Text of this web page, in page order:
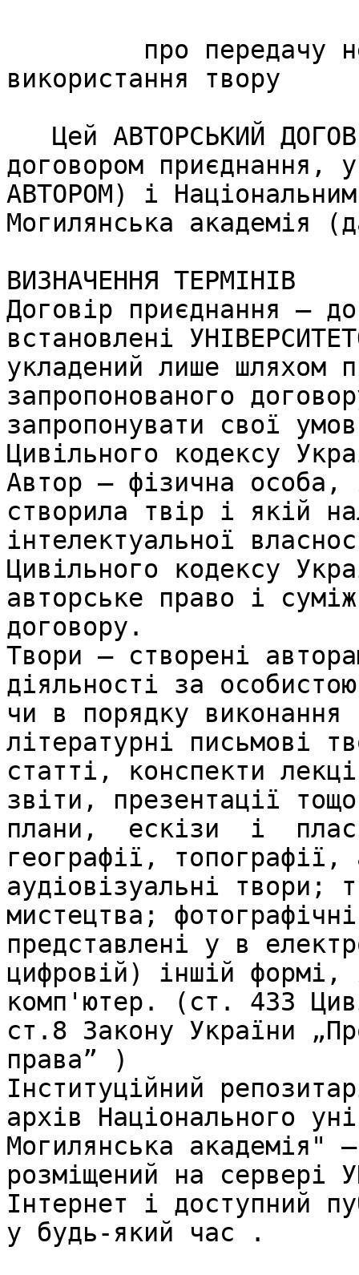
використання твору
договором приєднання,
АВТОРОМ) і
Могилянська академія
ВИЗНАЧЕННЯ ТЕРМІНІВ
Договір приєднання —
встановлені
укладений лише шляхом
запропонованого
запропонувати свої
Цивільного кодексу
Автор – фізична особа,
створила твір і якій
інтелектуальної
Цивільного кодексу
авторське право і
договору.
Твори – створені
діяльності за
чи в порядку виконання
літературні письмові
статті, конспекти
звіти, презентації
плани,  ескізи  і
географії,
аудіовізуальні твори;
мистецтва;
представлені у в
цифровій) іншій формі,
комп'ютер. (ст. 433
ст.8 Закону України
права” )
Інституційний
архів Національного
Могилянська академія"
розміщений на сервері
Інтернет і доступний
у будь-який час .